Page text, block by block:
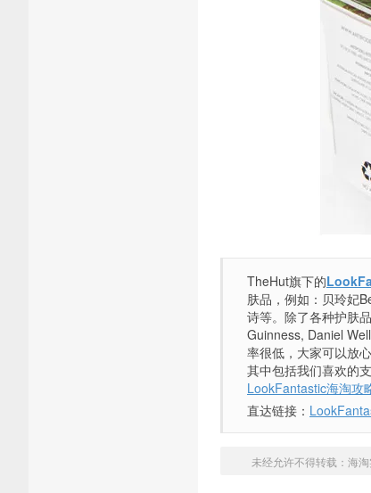
TheHut旗下的
肤品，例如：贝玲妃
诗等。除了各种护肤
Guinness, Daniel
率很低，大家可以放
其中包括我们喜欢的
LookFantastic海淘攻
直达链接：
未经允许不得转载： 海